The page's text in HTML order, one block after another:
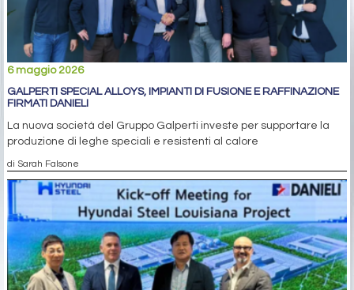
6 maggio 2026
GALPERTI SPECIAL ALLOYS, IMPIANTI DI FUSIONE E RAFFINAZIONE
FIRMATI DANIELI
La nuova società del Gruppo Galperti investe per supportare la
produzione di leghe speciali e resistenti al calore
di Sarah Falsone